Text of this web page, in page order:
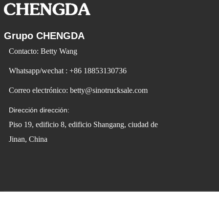
Grupo CHENGDA
Contacto: Betty Wang
Whatsapp/wechat : +86 18853130736
Correo electrónico: betty@sinotrucksale.com
Dirección dirección:
Piso 19, edificio 8, edificio Shangang, ciudad de
Jinan, China